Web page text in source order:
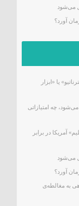
می‌شود
آورد؟
یا «ابزار
چه امتیازاتی
آمریکا در برابر
می‌شود
آورد؟
به مغالطه‌ی